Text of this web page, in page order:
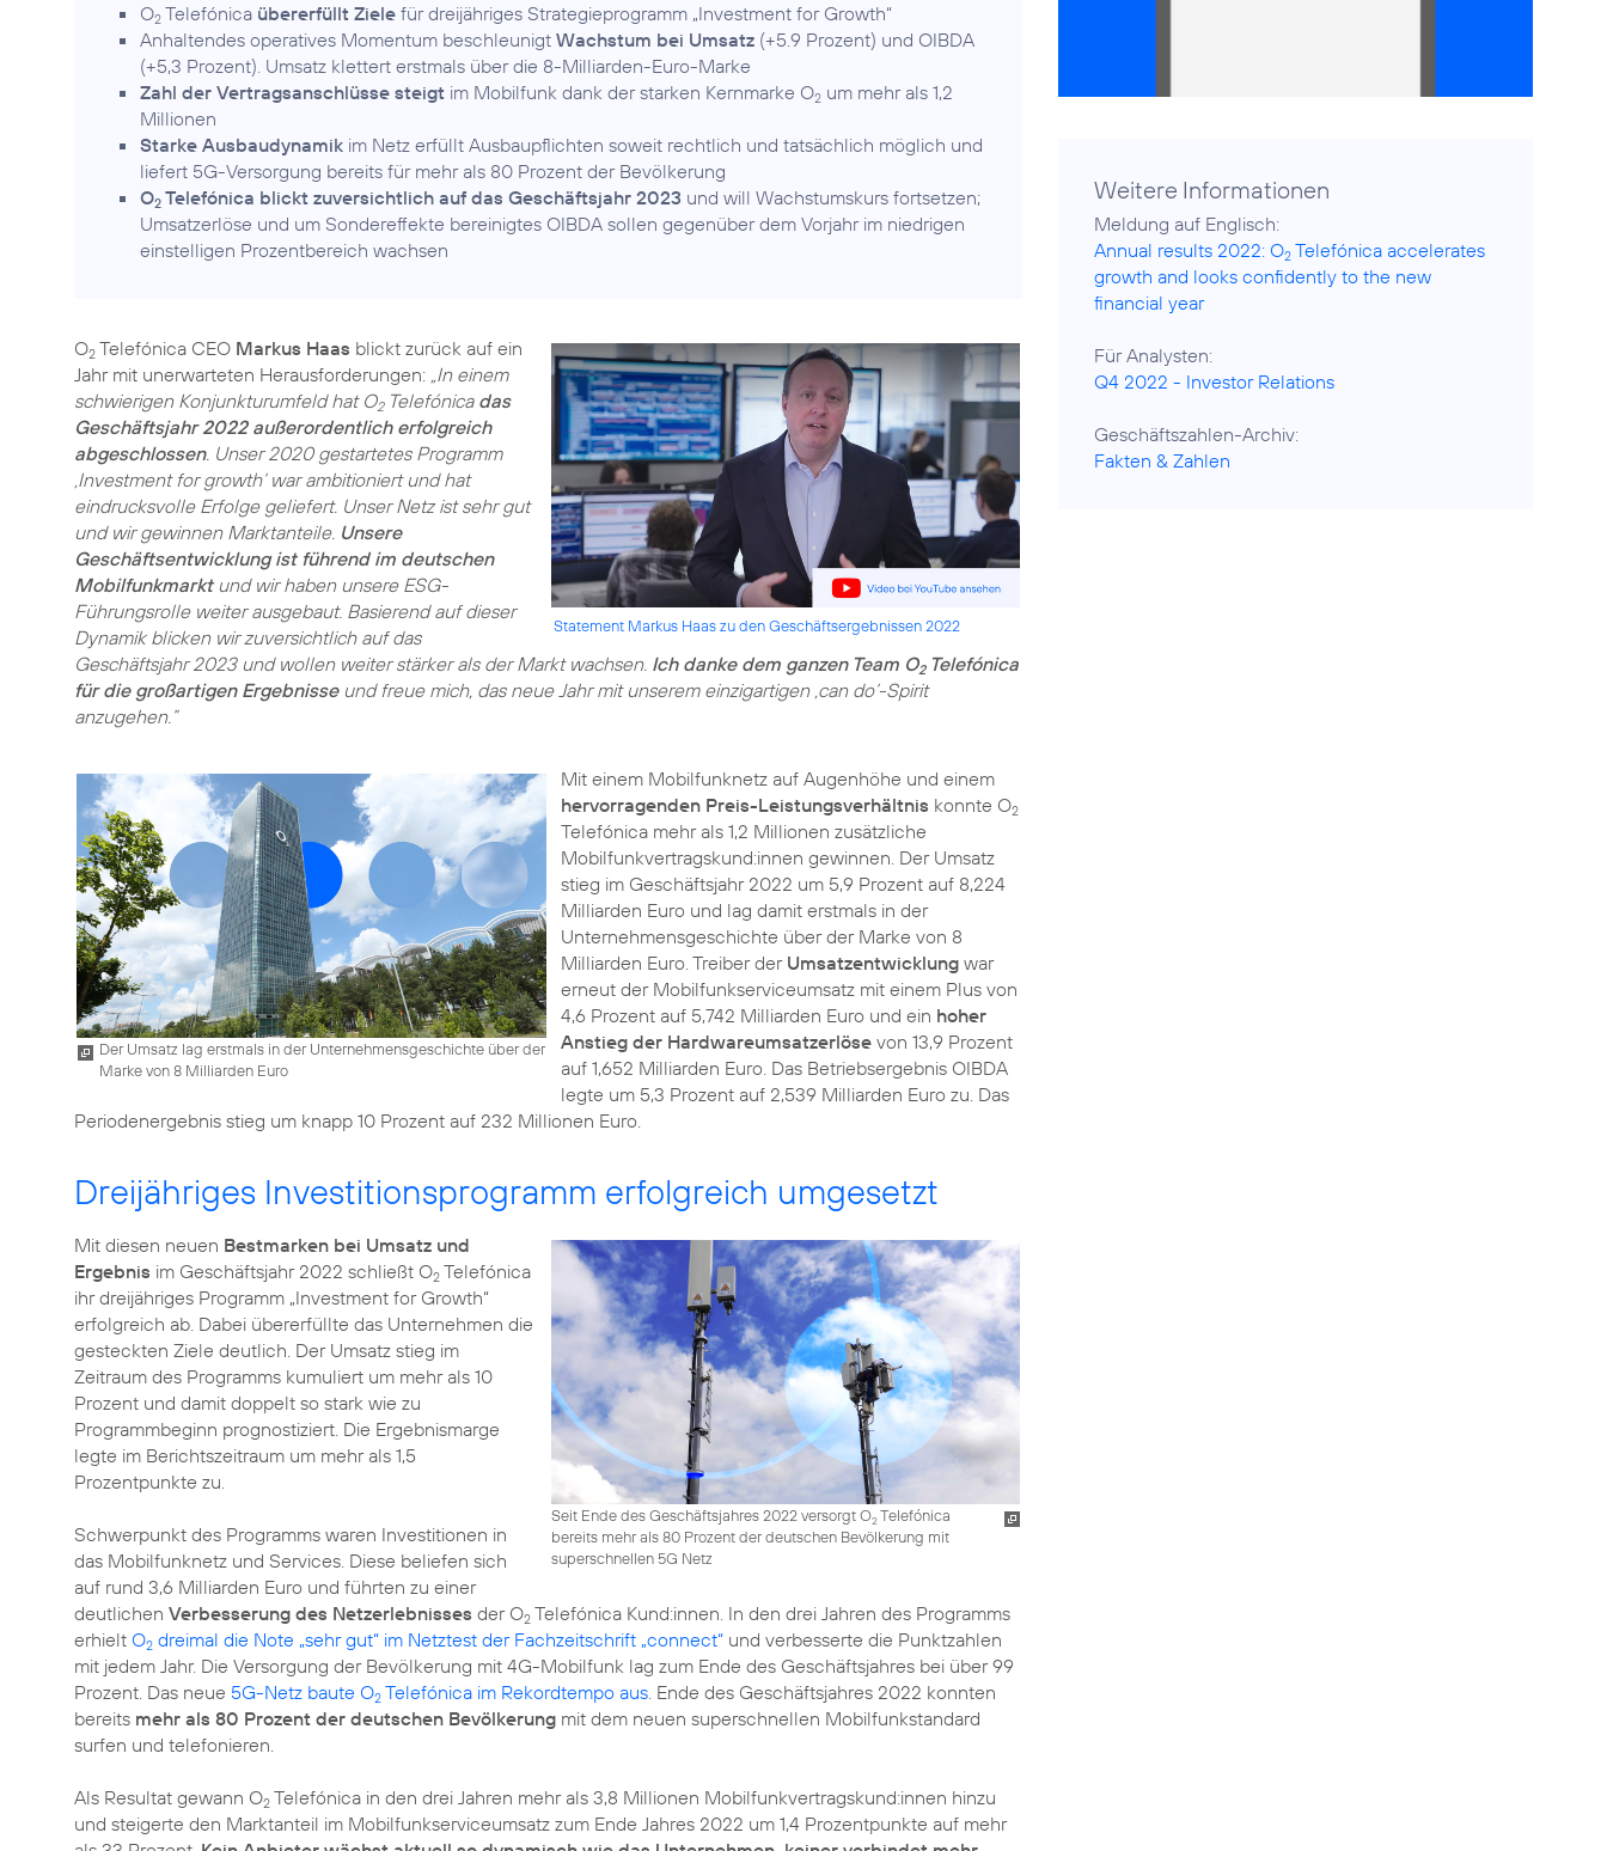
O2 Telefónica übererfüllt Ziele für dreijähriges Strategieprogramm „Investment for Growth“
Anhaltendes operatives Momentum beschleunigt Wachstum bei Umsatz (+5.9 Prozent) und OIBDA
(+5,3 Prozent). Umsatz klettert erstmals über die 8-Milliarden-Euro-Marke
Zahl der Vertragsanschlüsse steigt im Mobilfunk dank der starken Kernmarke O2 um mehr als 1,2
Millionen
Starke Ausbaudynamik im Netz erfüllt Ausbaupflichten soweit rechtlich und tatsächlich möglich und
liefert 5G-Versorgung bereits für mehr als 80 Prozent der Bevölkerung
O2 Telefónica blickt zuversichtlich auf das Geschäftsjahr 2023 und will Wachstumskurs fortsetzen;
Umsatzerlöse und um Sondereffekte bereinigtes OIBDA sollen gegenüber dem Vorjahr im niedrigen
einstelligen Prozentbereich wachsen
Statement Markus Haas zu den Geschäftsergebnissen 2022
O2 Telefónica CEO Markus Haas blickt zurück auf ein
Jahr mit unerwarteten Herausforderungen: „In einem
schwierigen Konjunkturumfeld hat O2Telefónica das
Geschäftsjahr 2022 außerordentlich erfolgreich
abgeschlossen. Unser 2020 gestartetes Programm
‚Investment for growth‘ war ambitioniert und hat
eindrucksvolle Erfolge geliefert. Unser Netz ist sehr gut
und wir gewinnen Marktanteile. Unsere
Geschäftsentwicklung ist führend im deutschen
Mobilfunkmarktund wir haben unsere ESG-
Führungsrolle weiter ausgebaut. Basierend auf dieser
Dynamik blicken wir zuversichtlich auf das
Geschäftsjahr 2023 und wollen weiter stärker als der Markt wachsen. Ich danke dem ganzen Team O2Telefónica
für die großartigen Ergebnisseund freue mich, das neue Jahr mit unserem einzigartigen ‚can do‘-Spirit
anzugehen.”
Der Umsatz lag erstmals in der Unternehmensgeschichte über der
Marke von 8 Milliarden Euro
Mit einem Mobilfunknetz auf Augenhöhe und einem
hervorragenden Preis-Leistungsverhältnis konnte O2
Telefónica mehr als 1,2 Millionen zusätzliche
Mobilfunkvertragskund:innen gewinnen. Der Umsatz
stieg im Geschäftsjahr 2022 um 5,9 Prozent auf 8,224
Milliarden Euro und lag damit erstmals in der
Unternehmensgeschichte über der Marke von 8
Milliarden Euro. Treiber der Umsatzentwicklungwar
erneut der Mobilfunkserviceumsatz mit einem Plus von
4,6 Prozent auf 5,742 Milliarden Euro und ein hoher
Anstieg der Hardwareumsatzerlösevon 13,9 Prozent
auf 1,652 Milliarden Euro. Das Betriebsergebnis OIBDA
legte um 5,3 Prozent auf 2,539 Milliarden Euro zu. Das
Periodenergebnis stieg um knapp 10 Prozent auf 232 Millionen Euro.
Dreijähriges Investitionsprogramm erfolgreich umgesetzt
Seit Ende des Geschäftsjahres 2022 versorgt O2Telefónica
bereits mehr als 80 Prozent der deutschen Bevölkerung mit
superschnellen 5G Netz
Mit diesen neuen Bestmarken bei Umsatz und
Ergebnis im Geschäftsjahr 2022 schließt O2 Telefónica
ihr dreijähriges Programm „Investment for Growth“
erfolgreich ab. Dabei übererfüllte das Unternehmen die
gesteckten Ziele deutlich. Der Umsatz stieg im
Zeitraum des Programms kumuliert um mehr als 10
Prozent und damit doppelt so stark wie zu
Programmbeginn prognostiziert. Die Ergebnismarge
legte im Berichtszeitraum um mehr als 1,5
Prozentpunkte zu.
Schwerpunkt des Programms waren Investitionen in
das Mobilfunknetz und Services. Diese beliefen sich
auf rund 3,6 Milliarden Euro und führten zu einer
deutlichen Verbesserung des Netzerlebnisses der O2 Telefónica Kund:innen. In den drei Jahren des Programms
erhielt O2 dreimal die Note „sehr gut“ im Netztest der Fachzeitschrift „connect“ und verbesserte die Punktzahlen
mit jedem Jahr. Die Versorgung der Bevölkerung mit 4G-Mobilfunk lag zum Ende des Geschäftsjahres bei über 99
Prozent. Das neue 5G-Netz baute O2 Telefónica im Rekordtempo aus. Ende des Geschäftsjahres 2022 konnten
bereits mehr als 80 Prozent der deutschen Bevölkerung mit dem neuen superschnellen Mobilfunkstandard
surfen und telefonieren.
Als Resultat gewann O2 Telefónica in den drei Jahren mehr als 3,8 Millionen Mobilfunkvertragskund:innen hinzu
und steigerte den Marktanteil im Mobilfunkserviceumsatz zum Ende Jahres 2022 um 1,4 Prozentpunkte auf mehr
Weitere Informationen
Annual results 2022: O2 Telefónica accelerates
growth and looks confidently to the new
financial year
Q4 2022 - Investor Relations
Fakten & Zahlen